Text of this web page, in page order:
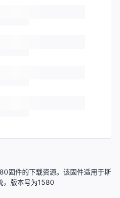
固件的下载资源。该固件适用于斯
，版本号为1580